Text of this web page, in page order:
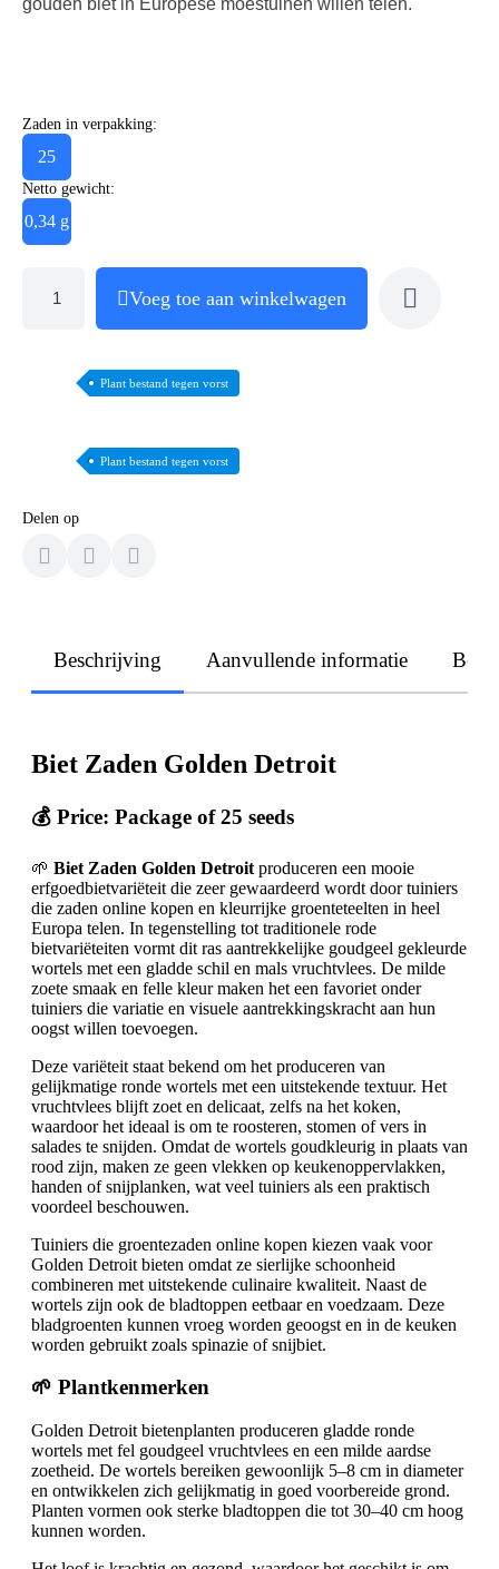
gouden biet in Europese moestuinen willen telen.
Zaden in verpakking:
25
Netto gewicht:
0,34 g
Voeg toe aan winkelwagen
Plant bestand tegen vorst
Plant bestand tegen vorst
Delen op
Beschrijving Aanvullende informatie
Biet Zaden Golden Detroit
💰 Price: Package of 25 seeds
🌱 Biet Zaden Golden Detroit produceren een mooie
erfgoedbietvariëteit die zeer gewaardeerd wordt door tuiniers
die zaden online kopen en kleurrijke groenteteelten in heel
Europa telen. In tegenstelling tot traditionele rode
bietvariëteiten vormt dit ras aantrekkelijke goudgeel gekleurde
wortels met een gladde schil en mals vruchtvlees. De milde
zoete smaak en felle kleur maken het een favoriet onder
tuiniers die variatie en visuele aantrekkingskracht aan hun
oogst willen toevoegen.
Deze variëteit staat bekend om het produceren van
gelijkmatige ronde wortels met een uitstekende textuur. Het
vruchtvlees blijft zoet en delicaat, zelfs na het koken,
waardoor het ideaal is om te roosteren, stomen of vers in
salades te snijden. Omdat de wortels goudkleurig in plaats van
rood zijn, maken ze geen vlekken op keukenoppervlakken,
handen of snijplanken, wat veel tuiniers als een praktisch
voordeel beschouwen.
Tuiniers die groentezaden online kopen kiezen vaak voor
Golden Detroit bieten omdat ze sierlijke schoonheid
combineren met uitstekende culinaire kwaliteit. Naast de
wortels zijn ook de bladtoppen eetbaar en voedzaam. Deze
bladgroenten kunnen vroeg worden geoogst en in de keuken
worden gebruikt zoals spinazie of snijbiet.
🌱 Plantkenmerken
Golden Detroit bietenplanten produceren gladde ronde
wortels met fel goudgeel vruchtvlees en een milde aardse
zoetheid. De wortels bereiken gewoonlijk 5–8 cm in diameter
en ontwikkelen zich gelijkmatig in goed voorbereide grond.
Planten vormen ook sterke bladtoppen die tot 30–40 cm hoog
kunnen worden.